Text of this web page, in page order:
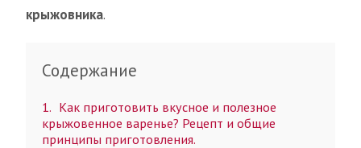
крыжовника.
Содержание
1
Как приготовить вкусное и полезное
крыжовенное варенье? Рецепт и общие
принципы приготовления.